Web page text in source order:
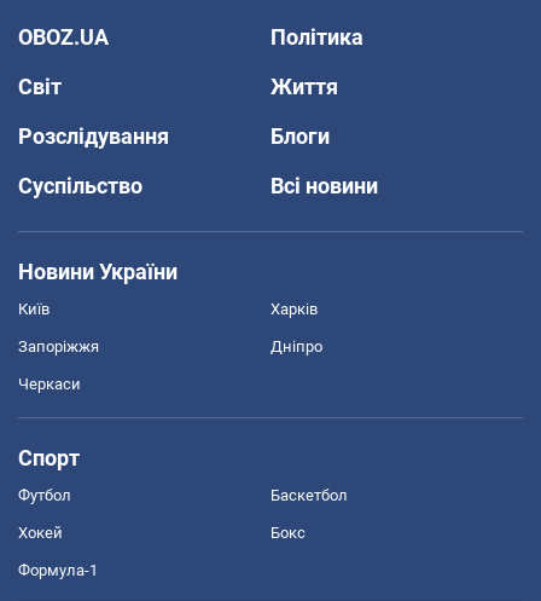
OBOZ.UA
Політика
Світ
Життя
Розслідування
Блоги
Суспільство
Всі новини
Новини України
Київ Харків
Запоріжжя Дніпро
Черкаси
Спорт
Футбол Баскетбол
Хокей Бокс
Формула-1